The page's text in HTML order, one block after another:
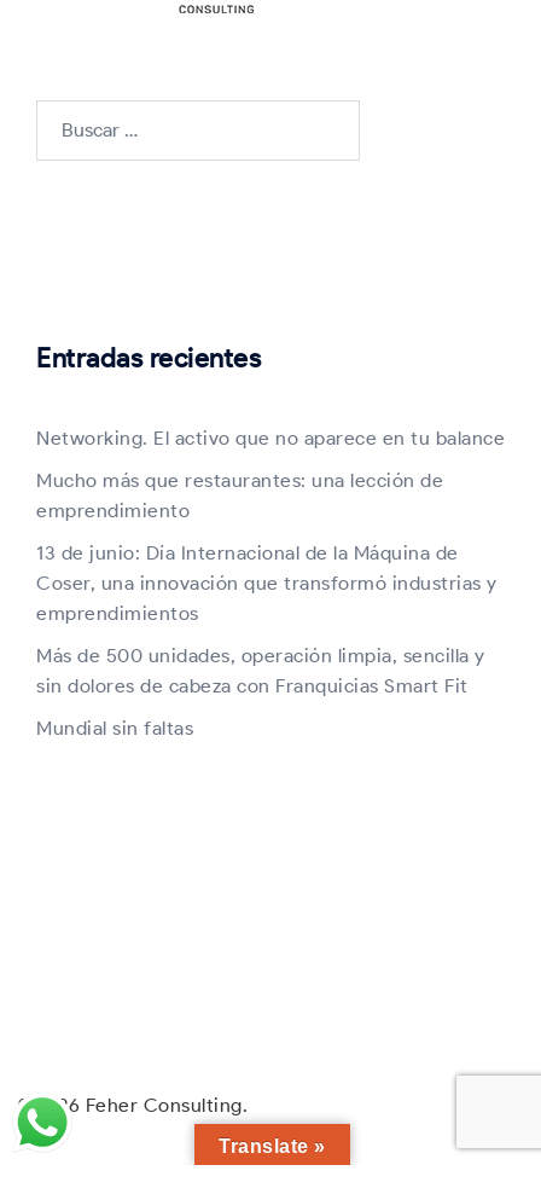
Entradas recientes
Networking. El activo que no aparece en tu balance
Mucho más que restaurantes: una lección de
emprendimiento
13 de junio: Día Internacional de la Máquina de
Coser, una innovación que transformó industrias y
emprendimientos
Más de 500 unidades, operación limpia, sencilla y
sin dolores de cabeza con Franquicias Smart Fit
Mundial sin faltas
© 2026 Feher Consulting.
Translate »